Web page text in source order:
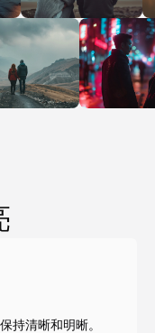
高分辨率
持清晰和明晰。